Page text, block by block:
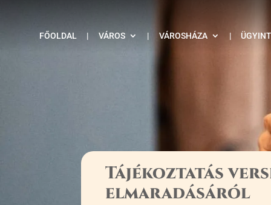
FŐOLDAL | VÁROS | VÁROSHÁZA |
Tájékoztatás
elmaradásáról